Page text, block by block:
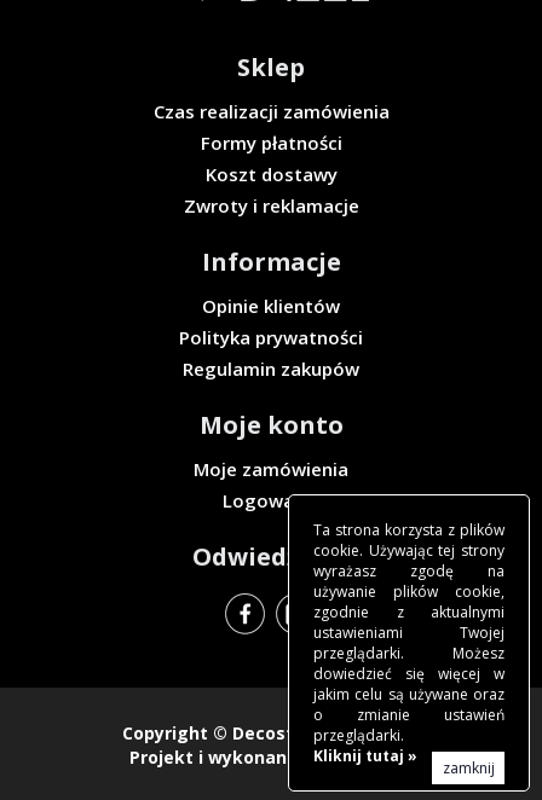
Sklep
Czas realizacji zamówienia
Formy płatności
Koszt dostawy
Zwroty i reklamacje
Informacje
Opinie klientów
Polityka prywatności
Regulamin zakupów
Moje konto
Moje zamówienia
Logowanie
Odwiedź nas
Copyright © Decosteel Sklep2018.
Projekt i wykonanie -freeline.pl.
Ta strona korzysta z plików
cookie. Używając tej strony
wyrażasz zgodę na
używanie plików cookie,
zgodnie z aktualnymi
ustawieniami Twojej
przeglądarki. Możesz
dowiedzieć się więcej w
jakim celu są używane oraz
o zmianie ustawień
przeglądarki.
Kliknij tutaj »
zamknij